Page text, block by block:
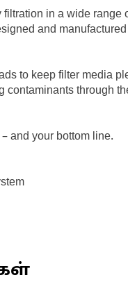
in a wide
and
to keep filter media
through
and your bottom line.